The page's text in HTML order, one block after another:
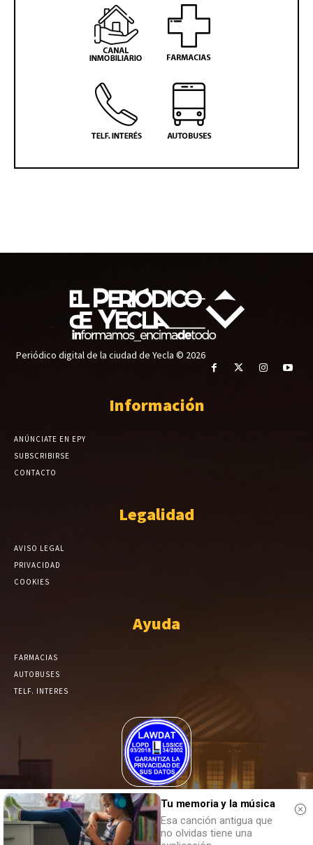
Periódico digital de la ciudad de Yecla © 2026
Información
ANÚNCIATE EN EPY
SUBSCRIBIRSE
CONTACTO
Legalidad
AVISO LEGAL
PRIVACIDAD
COOKIES
Ayuda
FARMACIAS
AUTOBUSES
TELF. INTERES
El Periódico de Yecla alcanza un grado más de compromiso en el
tratamiento de sus datos.Tu memoria y la música
Esa canción antigua que
no olvidas tiene una